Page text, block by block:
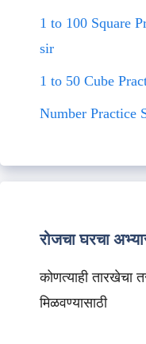
1 to 100 Square
sir
1 to 50 Cube
Number Practice
रोजचा घरचा
कोणत्याही तारखेचा
मिळवण्यासाठी